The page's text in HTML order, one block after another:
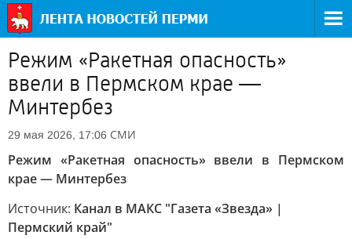
Режим «Ракетная опасность»
ввели в Пермском крае —
Минтербез
29 мая 2026, 17:06 СМИ
Режим «Ракетная опасность» ввели в Пермском
крае — Минтербез
Источник: Канал в МАКС "Газета «Звезда» |
Пермский край"